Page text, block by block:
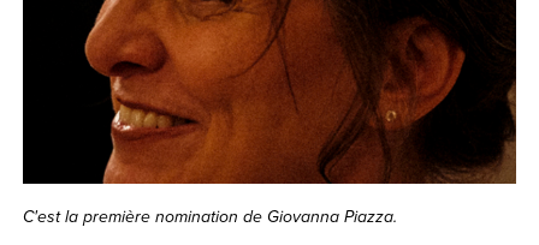
C'est la première nomination de Giovanna Piazza.